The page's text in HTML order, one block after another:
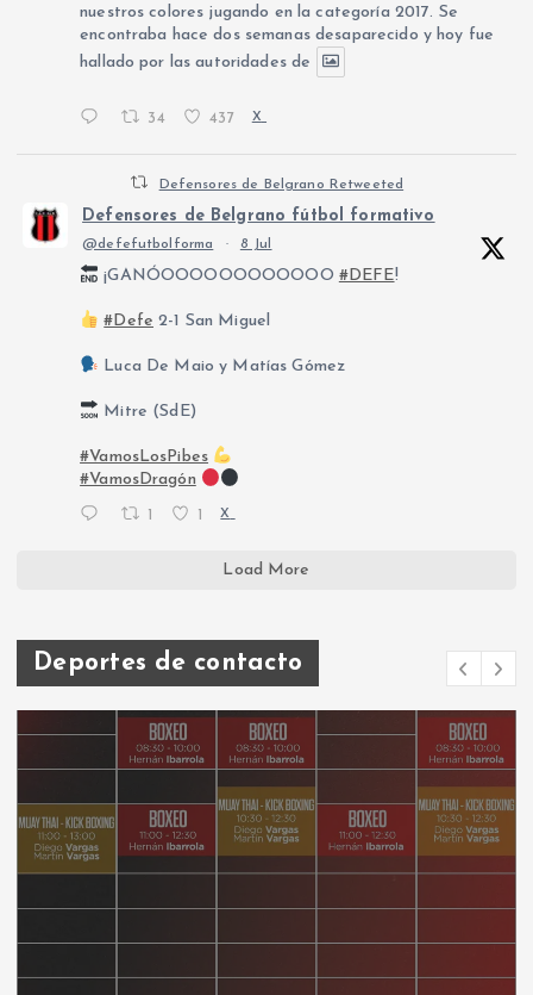
nuestros colores jugando en la categoría 2017. Se
encontraba hace dos semanas desaparecido y hoy fue
hallado por las autoridades de
34 437 X
Defensores de Belgrano Retweeted
Defensores de Belgrano fútbol formativo
@defefutbolforma · 8 Jul
¡GANÓOOOOOOOOOOOO #DEFE!
#Defe 2-1 San Miguel
Luca De Maio y Matías Gómez
Mitre (SdE)
#VamosLosPibes
#VamosDragón
X
Load More
Deportes de contacto